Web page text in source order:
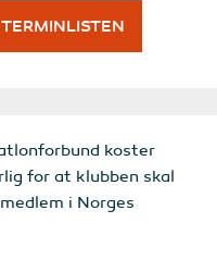
koster
for at klubben skal
i Norges